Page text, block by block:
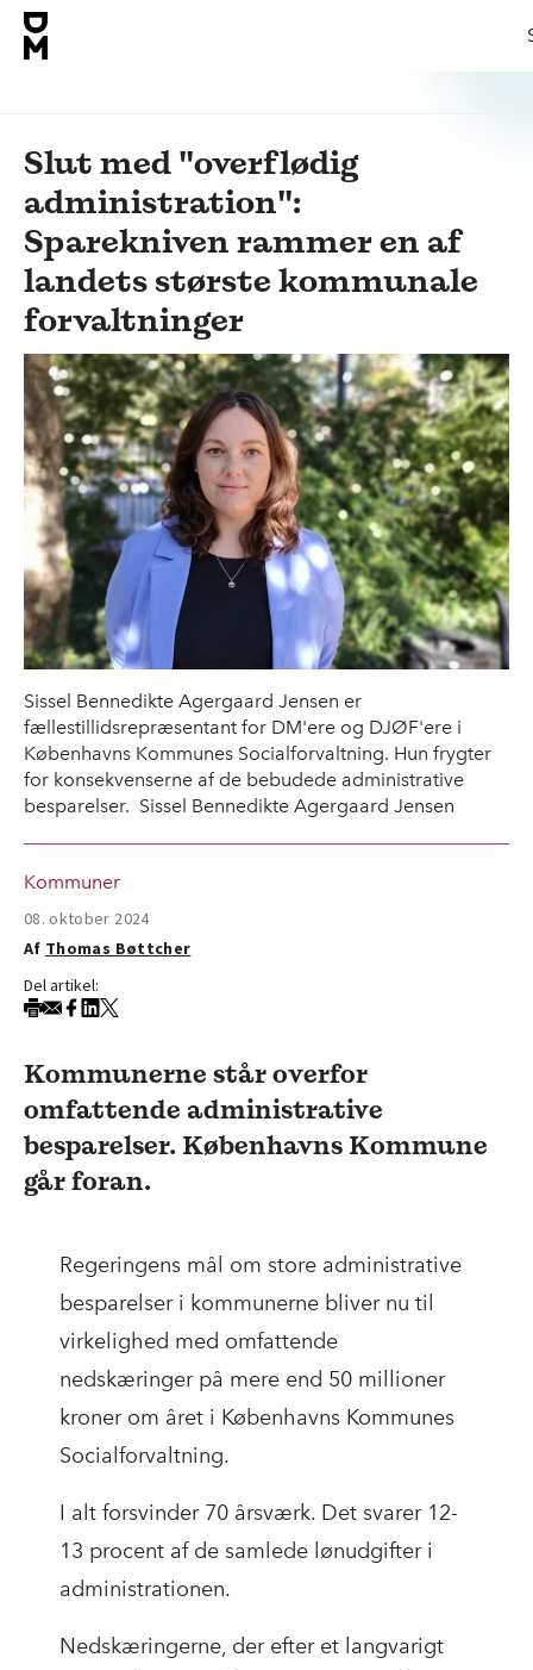
Slut med "overflødig
administration":
Sparekniven rammer en af
landets største kommunale
forvaltninger
Sissel Bennedikte Agergaard Jensen er
fællestillidsrepræsentant for DM'ere og DJØF'ere i
Københavns Kommunes Socialforvaltning. Hun frygter
for konsekvenserne af de bebudede administrative
besparelser. Sissel Bennedikte Agergaard Jensen
Kommuner
08. oktober 2024
Af Thomas Bøttcher
Del artikel:
Kommunerne står overfor
omfattende administrative
besparelser. Københavns Kommune
går foran.
Regeringens mål om store administrative
besparelser i kommunerne bliver nu til
virkelighed med omfattende
nedskæringer på mere end 50 millioner
kroner om året i Københavns Kommunes
Socialforvaltning.
I alt forsvinder 70 årsværk. Det svarer 12-
13 procent af de samlede lønudgifter i
administrationen.
Nedskæringerne, der efter et langvarigt